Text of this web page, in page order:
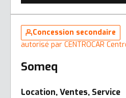
Concession secondaire
autorisé par CENTROCAR
Someq
Location, Ventes, Service